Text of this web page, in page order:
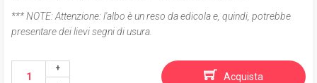
*** NOTE:Attenzione: l'albo è un reso da edicola e, quindi, potrebbe
presentare dei lievi segni di usura.
Acquista